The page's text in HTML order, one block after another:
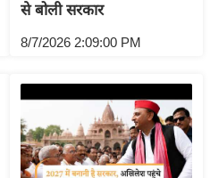
से बोली सरकार
8/7/2026 2:09:00 PM